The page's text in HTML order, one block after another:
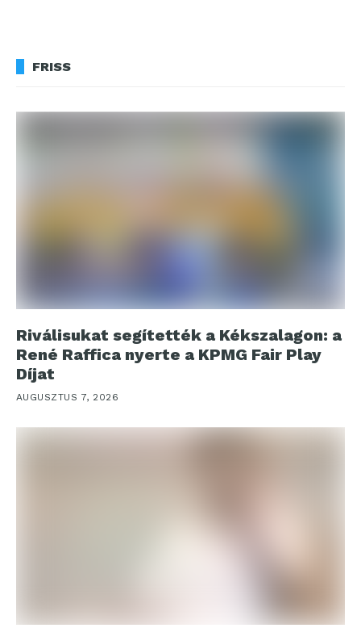
FRISS
Riválisukat segítették a Kékszalagon: a
René Raffica nyerte a KPMG Fair Play
Díjat
AUGUSZTUS 7, 2026